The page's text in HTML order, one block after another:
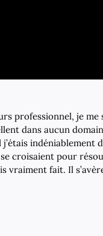
professionnel, je
dans aucun
indéniablement
croisaient pour
vraiment fait. Il